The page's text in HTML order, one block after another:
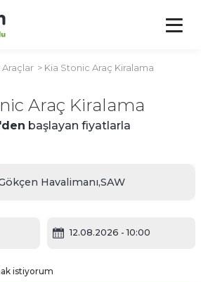
Araçlar Kia Stonic Araç Kiralama
Araç Kiralama
başlayan fiyatlarla
12.08.2026 - 10:00
istiyorum